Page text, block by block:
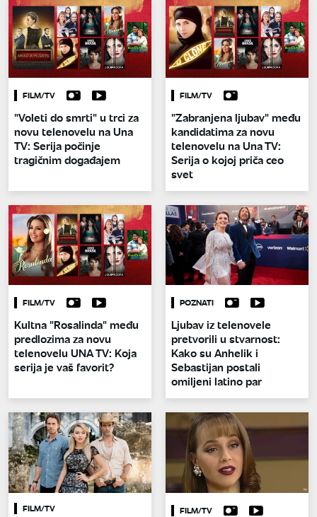
FILM/TV
"Voleti do smrti" u trci za
novu telenovelu na Una
TV: Serija počinje
tragičnim događajem
FILM/TV
"Zabranjena ljubav" među
kandidatima za novu
telenovelu na Una TV:
Serija o kojoj priča ceo
svet
FILM/TV
Kultna "Rosalinda" među
predlozima za novu
telenovelu UNA TV: Koja
serija je vaš favorit?
POZNATI
Ljubav iz telenovele
pretvorili u stvarnost:
Kako su Anhelik i
Sebastijan postali
omiljeni latino par
FILM/TV FILM/TV